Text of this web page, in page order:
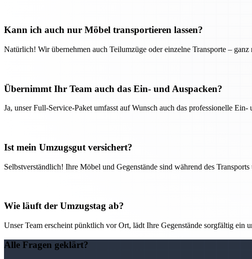
Kann ich auch nur Möbel transportieren lassen?
Natürlich! Wir übernehmen auch Teilumzüge oder einzelne Transporte – ganz
Übernimmt Ihr Team auch das Ein- und Auspacken?
Ja, unser Full-Service-Paket umfasst auf Wunsch auch das professionelle
Ist mein Umzugsgut versichert?
Selbstverständlich! Ihre Möbel und Gegenstände sind während des Transports
Wie läuft der Umzugstag ab?
Unser Team erscheint pünktlich vor Ort, lädt Ihre Gegenstände sorgfältig ein
Alle Fragen geklärt?